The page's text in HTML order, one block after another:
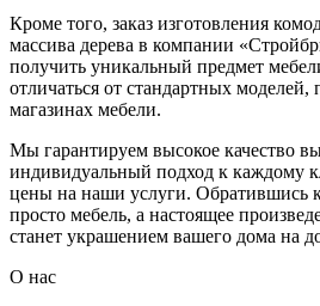
Кроме того, заказ изготовления
массива дерева в компании
получить уникальный предмет
отличаться от стандартных моделей,
магазинах мебели.
Мы гарантируем высокое качество
индивидуальный подход к каждому
цены на наши услуги. Обратившись
просто мебель, а настоящее
станет украшением вашего дома на
О нас